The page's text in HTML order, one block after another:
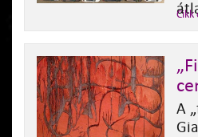
Cikk
A